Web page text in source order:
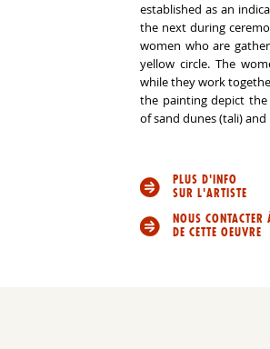
established as an
the next during
women who are
yellow circle. The
while they work
the painting depict
of sand dunes (tali)
PLUS D'INFO
SUR L'ARTISTE
NOUS CONTACTER
DE CETTE OEUVRE